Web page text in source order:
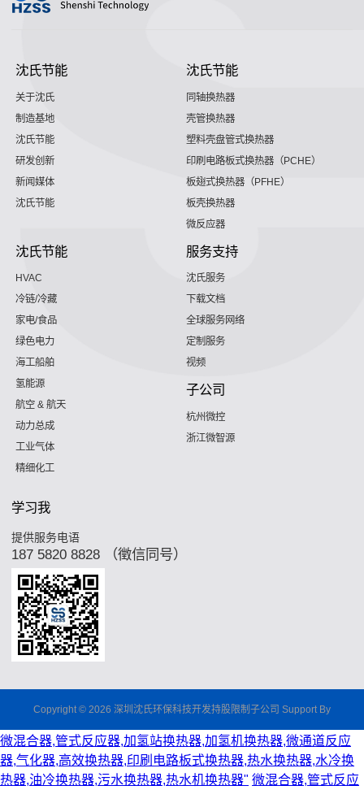
沈氏节能
关于沈氏
制造基地
沈氏节能
研发创新
新闻媒体
沈氏节能
沈氏节能
同轴换热器
壳管换热器
塑料壳盘管式换热器
印刷电路板式换热器（PCHE）
板翅式换热器（PFHE）
板壳换热器
微反应器
沈氏节能
HVAC
冷链/冷藏
家电/食品
绿色电力
海工船舶
氢能源
航空 & 航天
动力总成
工业气体
精细化工
服务支持
沈氏服务
下载文档
全球服务网络
定制服务
视频
子公司
杭州微控
浙江微智源
学习我
提供服务电语
187 5820 8828 （徵信同号）
Copyright © 2026 深圳沈氏环保科技开发持股限制子公司 Support By
微混合器,管式反应器,加氢站换热器,加氢机换热器,微通道反应
器,气化器,高效换热器,印刷电路板式换热器,热水换热器,水冷换
热器,油冷换热器,污水换热器,热水机换热器" 微混合器,管式反应